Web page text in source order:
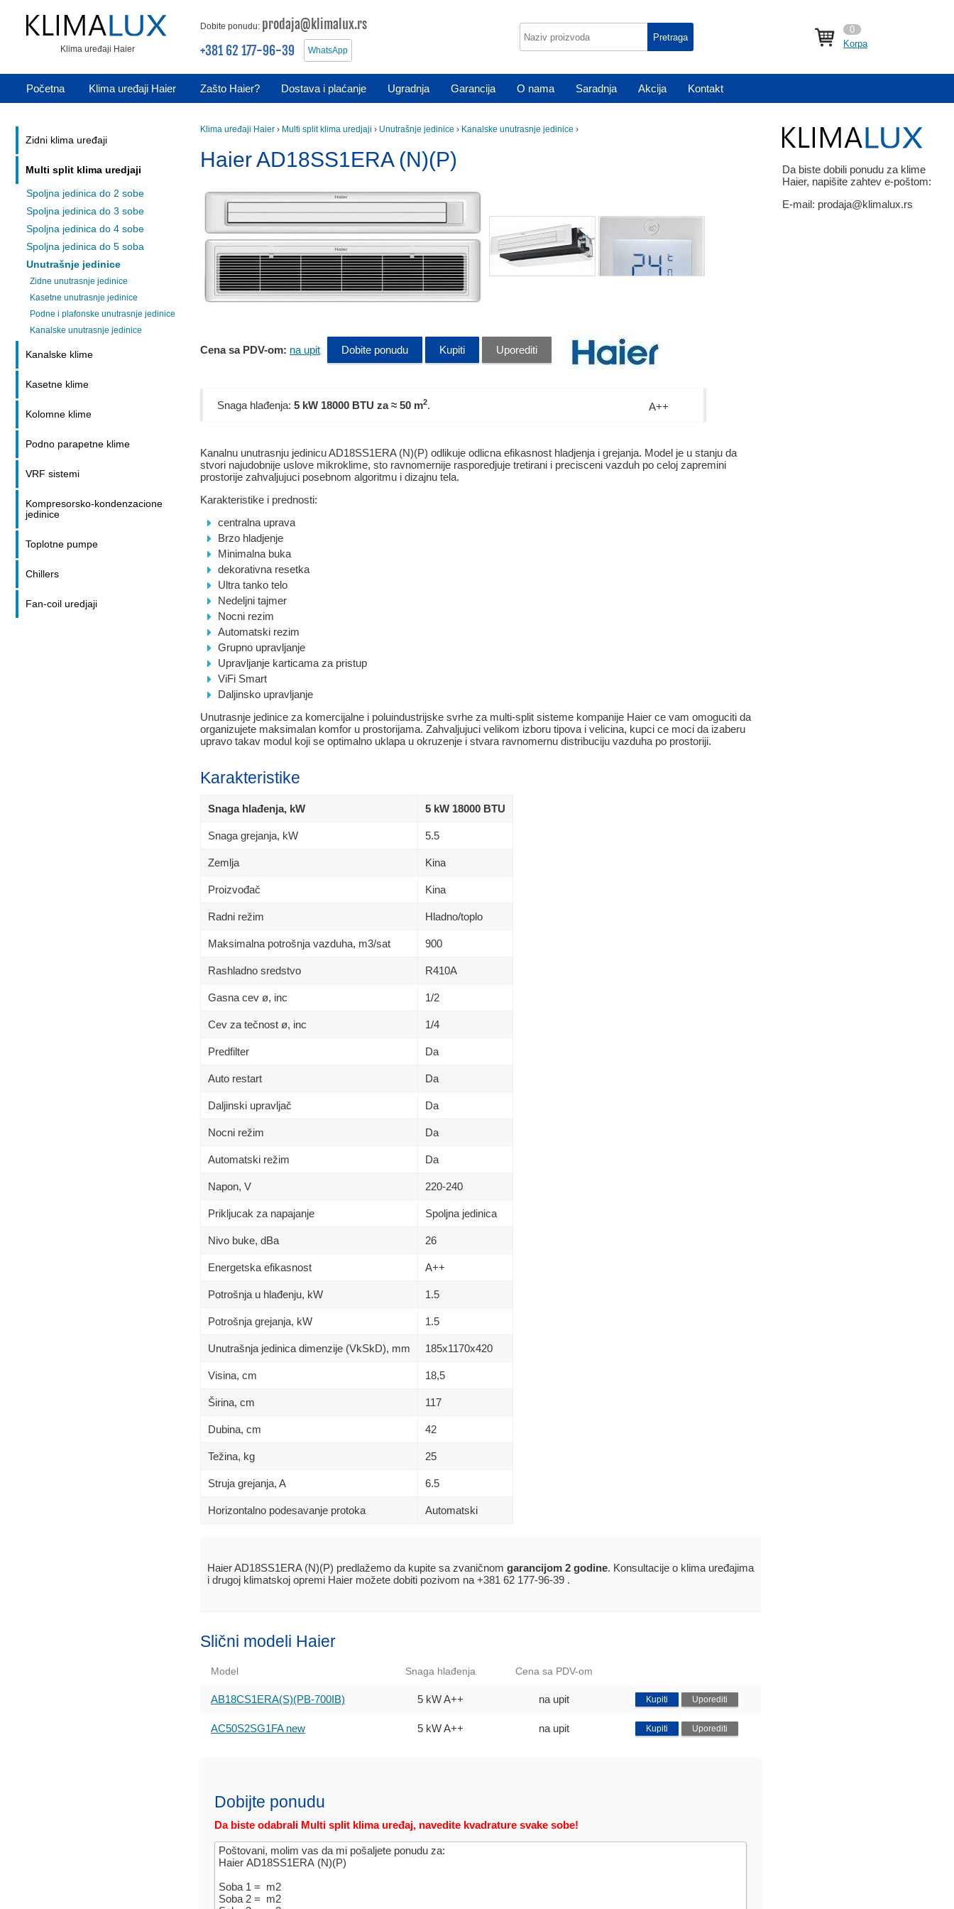
Klima uređaji Haier
Dobite ponudu: prodaja@klimalux.rs
+381 62 177-96-39
WhatsApp
Pretraga
0
Korpa
Početna Klima uređaji Haier Zašto Haier? Dostava i plaćanje Ugradnja Garancija O nama Saradnja Akcija Kontakt
Klima uređaji Haier › Multi split klima uredjaji › Unutrašnje jedinice › Kanalske unutrasnje jedinice ›
Haier AD18SS1ERA (N)(P)
Cena sa PDV-om: na upit Dobite ponudu Kupiti Uporediti
Snaga hlađenja: 5 kW 18000 BTU za ≈ 50 m2. A++
Kanalnu unutrasnju jedinicu AD18SS1ERA (N)(P) odlikuje odlicna efikasnost hladjenja i grejanja. Model je u stanju da
stvori najudobnije uslove mikroklime, sto ravnomernije rasporedjuje tretirani i precisceni vazduh po celoj zapremini
prostorije zahvaljujuci posebnom algoritmu i dizajnu tela.
Karakteristike i prednosti:
centralna uprava
Brzo hladjenje
Minimalna buka
dekorativna resetka
Ultra tanko telo
Nedeljni tajmer
Nocni rezim
Automatski rezim
Grupno upravljanje
Upravljanje karticama za pristup
ViFi Smart
Daljinsko upravljanje
Unutrasnje jedinice za komercijalne i poluindustrijske svrhe za multi-split sisteme kompanije Haier ce vam omoguciti da
organizujete maksimalan komfor u prostorijama. Zahvaljujuci velikom izboru tipova i velicina, kupci ce moci da izaberu
upravo takav modul koji se optimalno uklapa u okruzenje i stvara ravnomernu distribuciju vazduha po prostoriji.
Karakteristike
Snaga hlađenja, kW 5 kW 18000 BTU
Snaga grejanja, kW 5.5
Zemlja Kina
Proizvođač Kina
Radni režim Hladno/toplo
Maksimalna potrošnja vazduha, m3/sat 900
Rashladno sredstvo R410A
Gasna cev ø, inc 1/2
Cev za tečnost ø, inc 1/4
Predfilter Da
Auto restart Da
Daljinski upravljač Da
Nocni režim Da
Automatski režim Da
Napon, V 220-240
Prikljucak za napajanje Spoljna jedinica
Nivo buke, dBa 26
Energetska efikasnost A++
Potrošnja u hlađenju, kW 1.5
Potrošnja grejanja, kW 1.5
Unutrašnja jedinica dimenzije (VkSkD), mm 185х1170х420
Visina, сm 18,5
Širina, сm 117
Dubina, сm 42
Težina, kg 25
Struja grejanja, A 6.5
Horizontalno podesavanje protoka Automatski
Haier AD18SS1ERA (N)(P) predlažemo da kupite sa zvaničnom garancijom 2 godine. Konsultacije o klima uređajima
i drugoj klimatskoj opremi Haier možete dobiti pozivom na +381 62 177-96-39 .
Slični modeli Haier
Model Snaga hlađenja Cena sa PDV-om
AB18CS1ERA(S)(PB-700IB) 5 kWA++ na upit Kupiti Uporediti
AC50S2SG1FA new 5 kWA++ na upit Kupiti Uporediti
Dobijte ponudu
Da biste odabrali Multi split klima uređaj, navedite kvadrature svake sobe!
Zidni klima uređaji
Multi split klima uredjaji
Spoljna jedinica do 2 sobe
Spoljna jedinica do 3 sobe
Spoljna jedinica do 4 sobe
Spoljna jedinica do 5 soba
Unutrašnje jedinice
Zidne unutrasnje jedinice
Kasetne unutrasnje jedinice
Podne i plafonske unutrasnje jedinice
Kanalske unutrasnje jedinice
Kanalske klime
Kasetne klime
Kolomne klime
Podno parapetne klime
VRF sistemi
Kompresorsko-kondenzacione
jedinice
Toplotne pumpe
Chillers
Fan-coil uredjaji
Da biste dobili ponudu za klime
Haier, napišite zahtev e-poštom:
E-mail: prodaja@klimalux.rs